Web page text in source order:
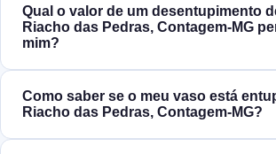
Qual o valor de um desentupimento
Riacho das Pedras, Contagem‑MG
mim?
Como saber se o meu vaso está
Riacho das Pedras, Contagem‑MG?